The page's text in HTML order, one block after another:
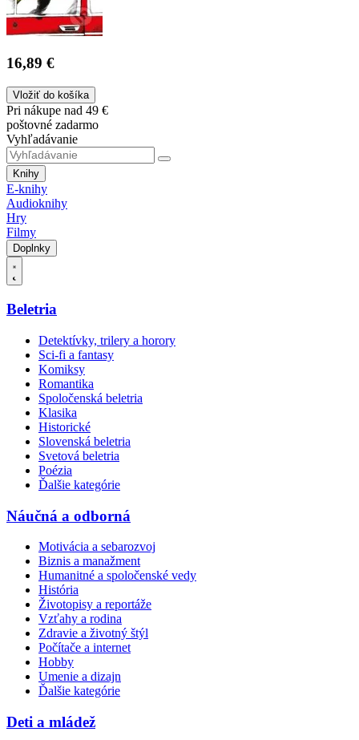
16,89 €
Vložiť do košíka
Pri nákupe nad 49 €
poštovné zadarmo
Vyhľadávanie
Knihy
E-knihy
Audioknihy
Hry
Filmy
Doplnky
Beletria
Detektívky, trilery a horory
Sci-fi a fantasy
Komiksy
Romantika
Spoločenská beletria
Klasika
Historické
Slovenská beletria
Svetová beletria
Poézia
Ďalšie kategórie
Náučná a odborná
Motivácia a sebarozvoj
Biznis a manažment
Humanitné a spoločenské vedy
História
Životopisy a reportáže
Vzťahy a rodina
Zdravie a životný štýl
Počítače a internet
Hobby
Umenie a dizajn
Ďalšie kategórie
Deti a mládež